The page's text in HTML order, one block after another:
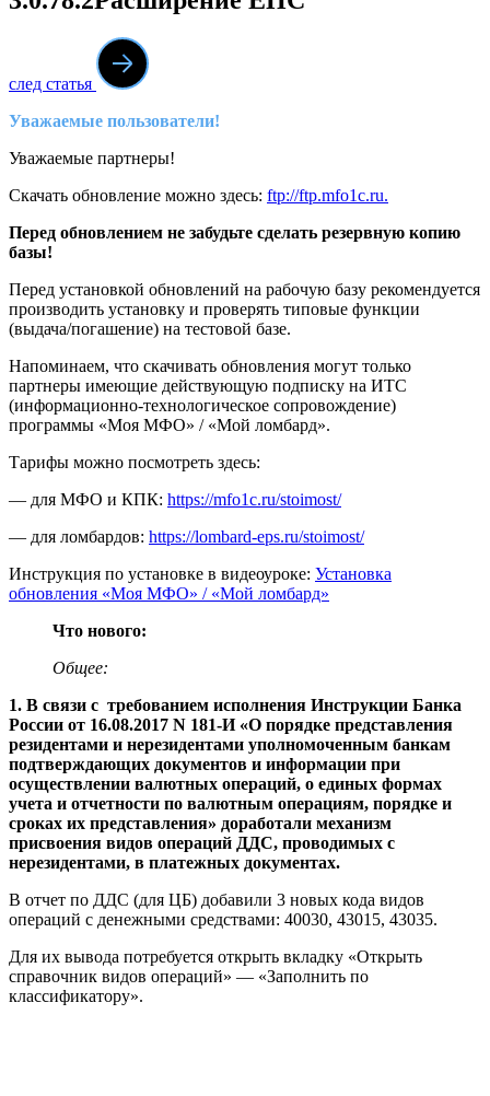
след статья
Уважаемые пользователи!
Уважаемые партнеры!
Скачать обновление можно здесь: ftp://ftp.mfo1c.ru.
Перед обновлением не забудьте сделать резервную копию
базы!
Перед установкой обновлений на рабочую базу рекомендуется
производить установку и проверять типовые функции
(выдача/погашение) на тестовой базе.
Напоминаем, что скачивать обновления могут только
партнеры имеющие действующую подписку на ИТС
(информационно-технологическое сопровождение)
программы «Моя МФО» / «Мой ломбард».
Тарифы можно посмотреть здесь:
— для МФО и КПК: https://mfo1c.ru/stoimost/
— для ломбардов: https://lombard-eps.ru/stoimost/
Инструкция по установке в видеоуроке: Установка
обновления «Моя МФО» / «Мой ломбард»
Что нового:
Общее:
1. В связи с требованием исполнения Инструкции Банка
России от 16.08.2017 N 181-И «О порядке представления
резидентами и нерезидентами уполномоченным банкам
подтверждающих документов и информации при
осуществлении валютных операций, о единых формах
учета и отчетности по валютным операциям, порядке и
сроках их представления» доработали механизм
присвоения видов операций ДДС, проводимых с
нерезидентами, в платежных документах.
В отчет по ДДС (для ЦБ) добавили 3 новых кода видов
операций с денежными средствами: 40030, 43015, 43035.
Для их вывода потребуется открыть вкладку «Открыть
справочник видов операций» — «Заполнить по
классификатору».